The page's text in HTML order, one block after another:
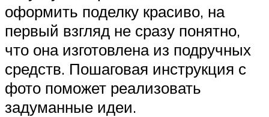
оформить поделку красиво, на
первый взгляд не сразу понятно,
что она изготовлена из подручных
средств. Пошаговая инструкция с
фото поможет реализовать
задуманные идеи.